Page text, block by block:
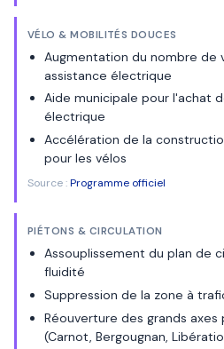
VÉLO & MOBILITÉS DOUCES
Augmentation du nombre de
assistance électrique
Aide municipale pour l'achat
électrique
Accélération de la
pour les vélos
Source :Programme officiel
PIÉTONS & CIRCULATION
Assouplissement du plan de
fluidité
Suppression de la zone à
Réouverture des grands
(Carnot, Bergougnan,